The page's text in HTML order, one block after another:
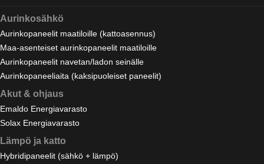
Aurinkosähkö
Aurinkopaneelit maatiloille (kattoasennus)
Maa-asenteiset aurinkopaneelit maatiloille
Aurinkopaneelit navetan/ladon seinälle
Aurinkopaneeliaita (kaksipuoleiset paneelit)
Akut & ohjaus
Emaldo Energiavarasto
Solax Energiavarasto
Lämpö ja katto
Hybridipaneelit (sähkö + lämpö)